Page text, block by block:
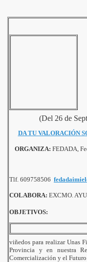
(Del 26 de
DA TU VALORACIÓN
ORGANIZA: FEDADA,
Tlf. 609758506
COLABORA: EXCMO.
OBJETIVOS:
viñedos para realizarUnas
Provincia y en nuestra
Comercialización y el